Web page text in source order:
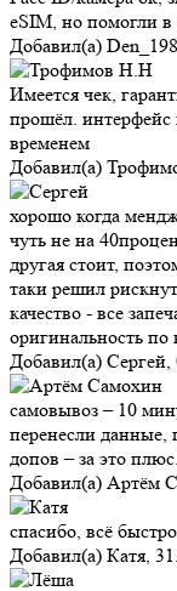
eSIM, но помогли в
Добавил(а)
Имеется чек,
прошёл. интерфейс
временем
Добавил(а)
хорошо когда
чуть не на
другая стоит,
таки решил
качество - все
оригинальность по
Добавил(а) Сергей,
самовывоз – 10
перенесли данные,
допов – за это плюс.
Добавил(а) Артём
спасибо, всё
Добавил(а) Катя,